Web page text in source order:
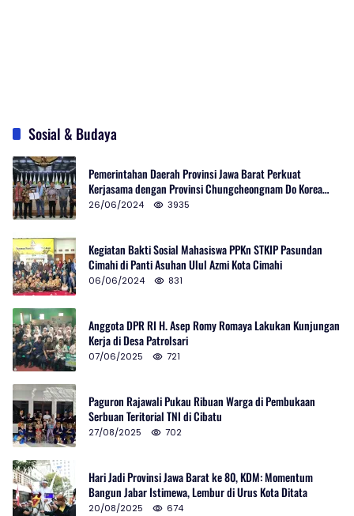
Sosial & Budaya
Pemerintahan Daerah Provinsi Jawa Barat Perkuat
Kerjasama dengan Provinsi Chungcheongnam Do Korea
Selatan
26/06/2024 3935
Kegiatan Bakti Sosial Mahasiswa PPKn STKIP Pasundan
Cimahi di Panti Asuhan Ulul Azmi Kota Cimahi
06/06/2024 831
Anggota DPR RI H. Asep Romy Romaya Lakukan Kunjungan
Kerja di Desa Patrolsari
07/06/2025 721
Paguron Rajawali Pukau Ribuan Warga di Pembukaan
Serbuan Teritorial TNI di Cibatu
27/08/2025 702
Hari Jadi Provinsi Jawa Barat ke 80, KDM: Momentum
Bangun Jabar Istimewa, Lembur di Urus Kota Ditata
20/08/2025 674